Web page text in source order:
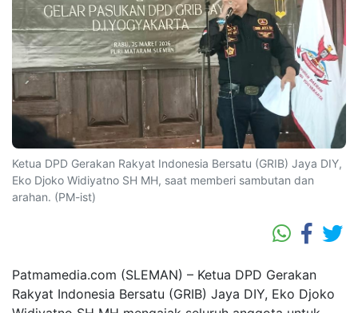
Ketua DPD Gerakan Rakyat Indonesia Bersatu (GRIB) Jaya DIY,
Eko Djoko Widiyatno SH MH, saat memberi sambutan dan
arahan. (PM-ist)
Patmamedia.com (SLEMAN) – Ketua DPD Gerakan
Rakyat Indonesia Bersatu (GRIB) Jaya DIY, Eko Djoko